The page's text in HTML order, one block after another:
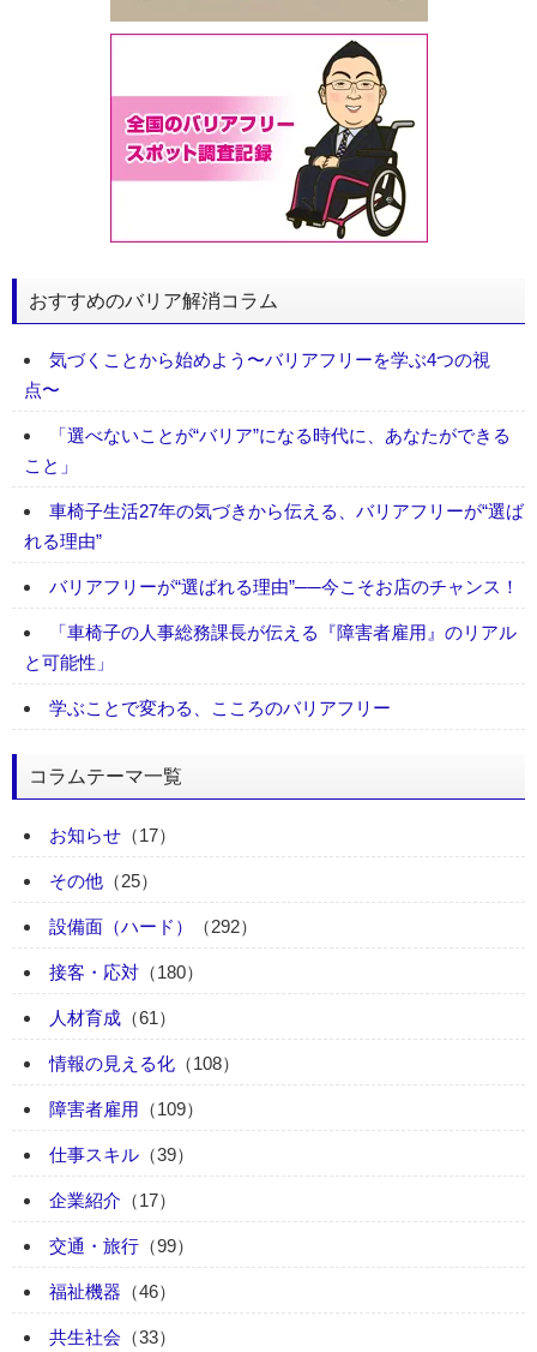
おすすめのバリア解消コラム
気づくことから始めよう〜バリアフリーを学ぶ4つの視
点〜
「選べないことが“バリア”になる時代に、あなたができる
こと」
車椅子生活27年の気づきから伝える、バリアフリーが“選ば
れる理由”
バリアフリーが“選ばれる理由”──今こそお店のチャンス！
「車椅子の人事総務課長が伝える『障害者雇用』のリアル
と可能性」
学ぶことで変わる、こころのバリアフリー
コラムテーマ一覧
お知らせ （17）
その他 （25）
設備面（ハード） （292）
接客・応対 （180）
人材育成 （61）
情報の見える化 （108）
障害者雇用 （109）
仕事スキル （39）
企業紹介 （17）
交通・旅行 （99）
福祉機器 （46）
共生社会 （33）